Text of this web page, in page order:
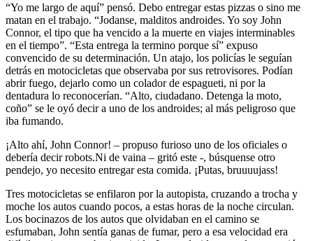
“Yo me largo de aquí” pensó. Debo entregar estas pizzas o sino me
matan en el trabajo. “Jodanse, malditos androides. Yo soy John
Connor, el tipo que ha vencido a la muerte en viajes interminables
en el tiempo”. “Esta entrega la termino porque sí” expuso
convencido de su determinación. Un atajo, los policías le seguían
detrás en motocicletas que observaba por sus retrovisores. Podían
abrir fuego, dejarlo como un colador de espagueti, ni por la
dentadura lo reconocerían. “Alto, ciudadano. Detenga la moto,
coño” se le oyó decir a uno de los androides; al más peligroso que
iba fumando.
¡Alto ahí, John Connor! – propuso furioso uno de los oficiales o
debería decir robots.Ni de vaina – gritó este -, búsquense otro
pendejo, yo necesito entregar esta comida. ¡Putas, bruuuujass!
Tres motocicletas se enfilaron por la autopista, cruzando a trocha y
moche los autos cuando pocos, a estas horas de la noche circulan.
Los bocinazos de los autos que olvidaban en el camino se
esfumaban, John sentía ganas de fumar, pero a esa velocidad era